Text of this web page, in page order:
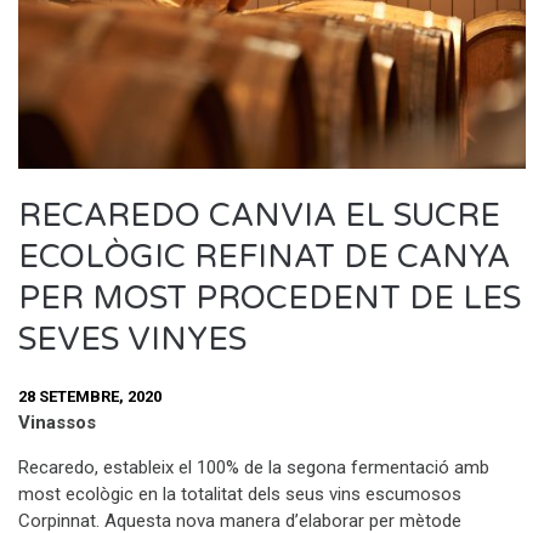
RECAREDO CANVIA EL SUCRE
ECOLÒGIC REFINAT DE CANYA
PER MOST PROCEDENT DE LES
SEVES VINYES
28 SETEMBRE, 2020
Vinassos
Recaredo, estableix el 100% de la segona fermentació amb
most ecològic en la totalitat dels seus vins escumosos
Corpinnat. Aquesta nova manera d’elaborar per mètode